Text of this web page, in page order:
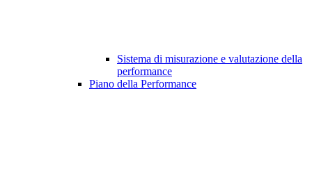
Sistema di misurazione e valutazione della
performance
Piano della Performance